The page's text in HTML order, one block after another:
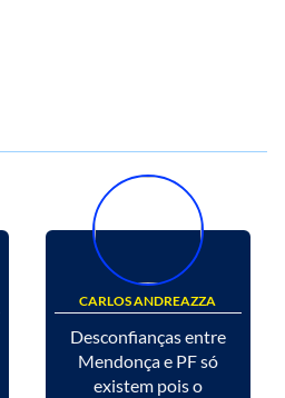
CARLOS ANDREAZZA
Desconfianças entre
Mendonça e PF só
existem pois o